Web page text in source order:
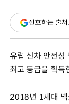
선호하는 출
유럽 신차 안전성
최고 등급을 획득
2018년 1세대 넥